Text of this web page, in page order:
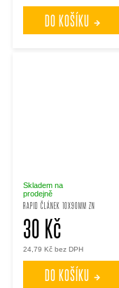
DO KOŠÍKU
RAPID ČLÁNEK 10X90MM ZN
Skladem na
prodejně
24,79 Kč bez DPH
30 Kč
DO KOŠÍKU